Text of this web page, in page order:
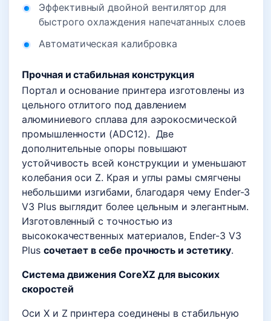
Эффективный двойной вентилятор для
быстрого охлаждения напечатанных слоев
Автоматическая калибровка
Прочная и стабильная конструкция
Портал и основание принтера изготовлены из
цельного отлитого под давлением
алюминиевого сплава для аэрокосмической
промышленности (ADC12). Две
дополнительные опоры повышают
устойчивость всей конструкции и уменьшают
колебания оси Z. Края и углы рамы смягчены
небольшими изгибами, благодаря чему Ender-3
V3 Plus выглядит более цельным и элегантным.
Изготовленный с точностью из
высококачественных материалов, Ender-3 V3
Plus сочетает в себе прочность и эстетику.
Система движения CoreXZ для высоких
скоростей
Оси X и Z принтера соединены в стабильную